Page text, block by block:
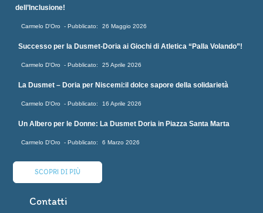
dell’Inclusione!
Carmelo D'Oro 26 Maggio 2026
Successo per la Dusmet-Doria ai Giochi di Atletica “Palla Volando”!
Carmelo D'Oro 25 Aprile 2026
La Dusmet – Doria per Niscemi:il dolce sapore della solidarietà
Carmelo D'Oro 16 Aprile 2026
Un Albero per le Donne: La Dusmet Doria in Piazza Santa Marta
Carmelo D'Oro 6 Marzo 2026
SCOPRI DI PIÙ
Contatti